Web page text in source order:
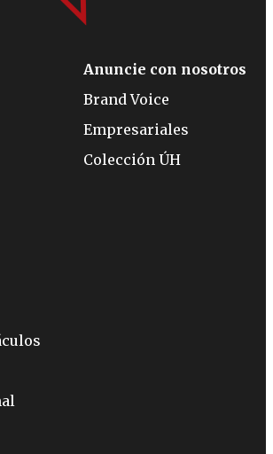
Anuncie con nosotros
Brand Voice
Empresariales
Colección ÚH